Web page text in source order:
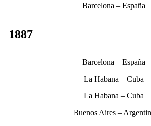
Barcelona – España
1887
Barcelona – España
La Habana – Cuba
La Habana – Cuba
Buenos Aires –